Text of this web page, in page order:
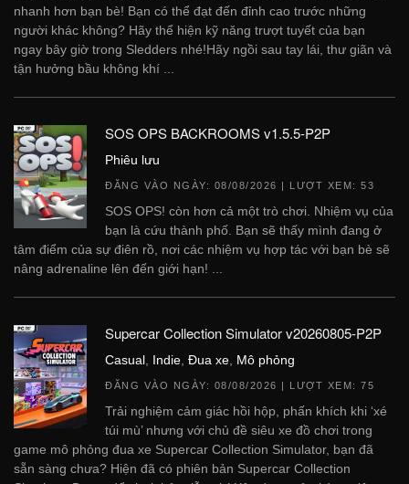
nhanh hơn bạn bè! Bạn có thể đạt đến đỉnh cao trước những
người khác không? Hãy thể hiện kỹ năng trượt tuyết của bạn
ngay bây giờ trong Sledders nhé!Hãy ngồi sau tay lái, thư giãn và
tận hưởng bầu không khí ...
SOS OPS BACKROOMS v1.5.5-P2P
Phiêu lưu
ĐĂNG VÀO NGÀY: 08/08/2026 | LƯỢT XEM: 53
SOS OPS! còn hơn cả một trò chơi. Nhiệm vụ của
bạn là cứu thành phố. Bạn sẽ thấy mình đang ở
tâm điểm của sự điên rồ, nơi các nhiệm vụ hợp tác với bạn bè sẽ
nâng adrenaline lên đến giới hạn! ...
Supercar Collection Simulator v20260805-P2P
Casual Indie Đua xe Mô phỏng
ĐĂNG VÀO NGÀY: 08/08/2026 | LƯỢT XEM: 75
Trải nghiệm cảm giác hồi hộp, phấn khích khi ‘xé
túi mù’ nhưng với chủ đề siêu xe đồ chơi trong
game mô phỏng đua xe Supercar Collection Simulator, bạn đã
sẵn sàng chưa? Hiện đã có phiên bản Supercar Collection